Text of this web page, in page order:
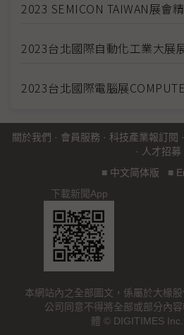
2023 SEMICON TAIWAN展會
2023台北國際自動化工業大展
2023台北國際電腦展
關於我們 · 會員服務 · 科技產業報訂閱 ·
· 人才招募
■ 中文简体版 ■
下載新聞App
本網站內之全部圖文，係屬於大椽
公司同意不得將全部或部分內
體 © DIGITIMES